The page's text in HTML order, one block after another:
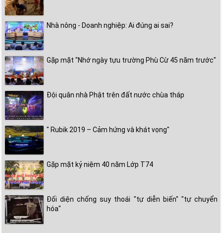
Nhà nông - Doanh nghiệp: Ai đúng ai sai?
Gặp mặt "Nhớ ngày tựu trường Phù Cừ 45 năm trước"
Đội quân nhà Phật trên đất nước chùa tháp
" Rubik 2019 – Cảm hứng và khát vọng"
Gặp mặt kỷ niệm 40 năm Lớp T74
Đối diện chống suy thoái "tự diễn biến" "tự chuyển
hóa"